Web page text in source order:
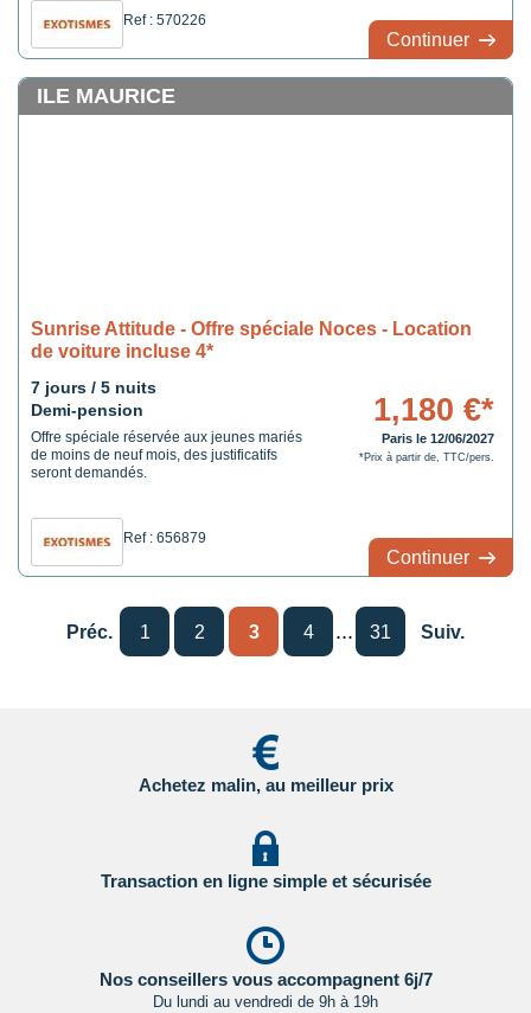
trouve à une cinquantaine de mètres
environ d'une longue plage de sable
blancbaignée par les eaux ...
Ref : 570226
Continuer
ILE MAURICE
Sunrise Attitude - Offre spéciale Noces - Location
de voiture incluse 4*
7 jours / 5 nuits
Demi-pension
Offre spéciale réservée aux jeunes mariés
de moins de neuf mois, des justificatifs
seront demandés.
Ref : 656879
1,180 €*
Paris le 12/06/2027
*Prix à partir de, TTC/pers.
Continuer
Préc. 1 2 3 4 ... 31 Suiv.
Achetez malin, au meilleur prix
Transaction en ligne simple et sécurisée
Nos conseillers vous accompagnent 6j/7
Du lundi au vendredi de 9h à 19h